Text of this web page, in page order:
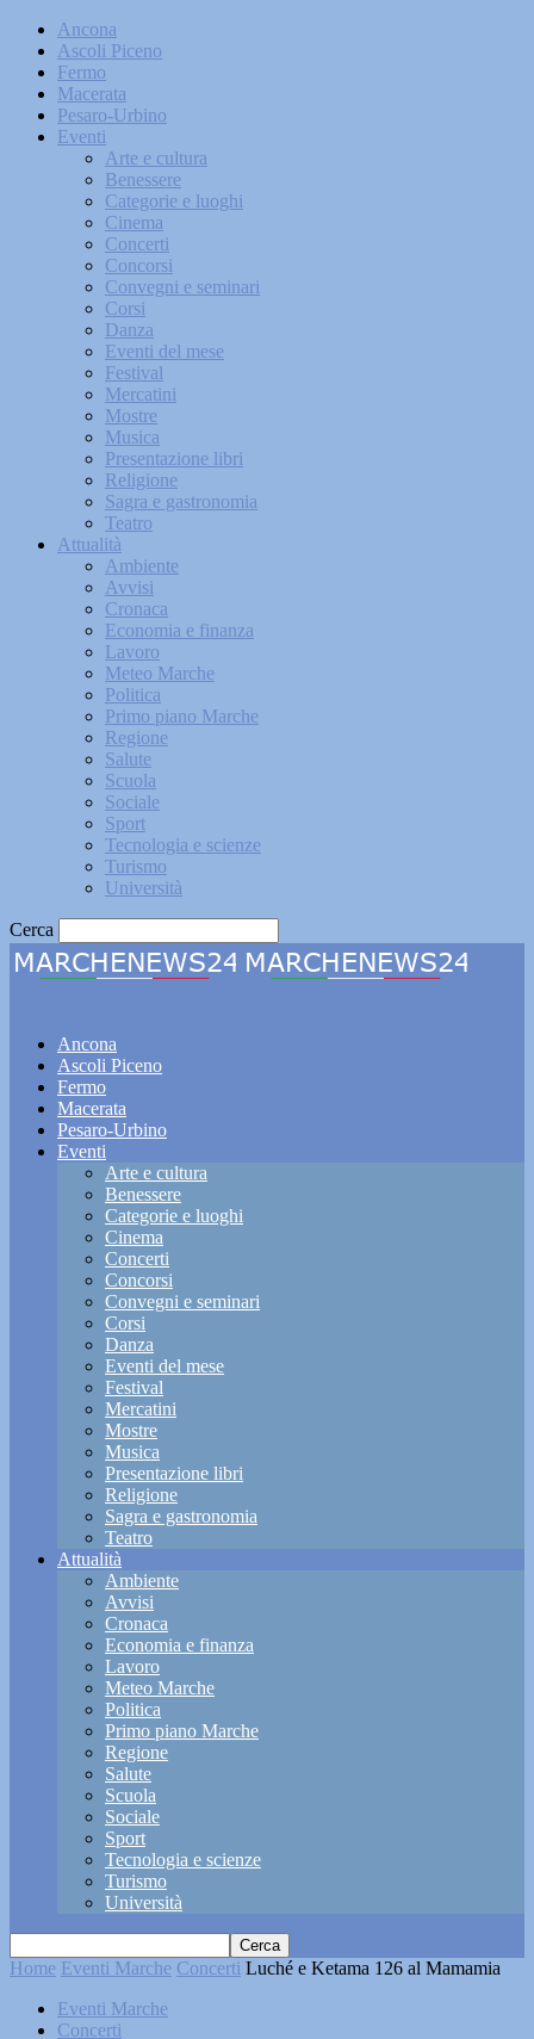
Ancona
Ascoli Piceno
Fermo
Macerata
Pesaro-Urbino
Eventi
Arte e cultura
Benessere
Categorie e luoghi
Cinema
Concerti
Concorsi
Convegni e seminari
Corsi
Danza
Eventi del mese
Festival
Mercatini
Mostre
Musica
Presentazione libri
Religione
Sagra e gastronomia
Teatro
Attualità
Ambiente
Avvisi
Cronaca
Economia e finanza
Lavoro
Meteo Marche
Politica
Primo piano Marche
Regione
Salute
Scuola
Sociale
Sport
Tecnologia e scienze
Turismo
Università
Cerca
Ancona
Ascoli Piceno
Fermo
Macerata
Pesaro-Urbino
Eventi
Arte e cultura
Benessere
Categorie e luoghi
Cinema
Concerti
Concorsi
Convegni e seminari
Corsi
Danza
Eventi del mese
Festival
Mercatini
Mostre
Musica
Presentazione libri
Religione
Sagra e gastronomia
Teatro
Attualità
Ambiente
Avvisi
Cronaca
Economia e finanza
Lavoro
Meteo Marche
Politica
Primo piano Marche
Regione
Salute
Scuola
Sociale
Sport
Tecnologia e scienze
Turismo
Università
Home Eventi Marche Concerti Luché e Ketama 126 al Mamamia
Eventi Marche
Concerti